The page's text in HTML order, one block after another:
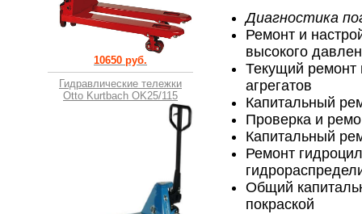
10650 руб.
Гидравлические тележки
Otto Kurtbach OK25/115
Диагностика
Ремонт и
высокого
Текущий ремонт
агрегатов
Капитальный
Проверка и
Капитальный
Ремонт
Общий
покраской